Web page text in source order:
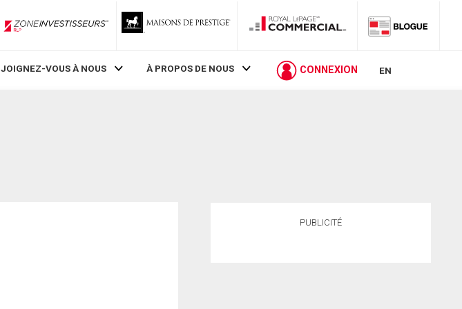
ZoneInvestisseurs RLP
JOIGNEZ-VOUS À NOUS À PROPOS DE NOUS CONNEXION EN
PUBLICITÉ